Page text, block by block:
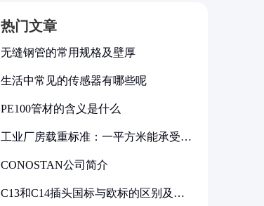
热门文章
无缝钢管的常用规格及壁厚
生活中常见的传感器有哪些呢
PE100管材的含义是什么
工业厂房载重标准：一平方米能承受多
CONOSTAN公司简介
C13和C14插头国标与欧标的区别及其